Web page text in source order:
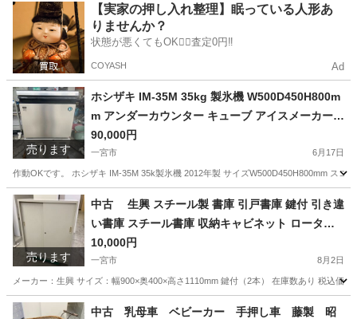
愛知 一宮市 調理器具 ワークス
【実家の押し入れ整理】眠っている人形あ
りませんか？
状態が悪くてもOK🙆‍♀️査定0円‼️
COYASH Ad
売ります
ホシザキ IM-35M 35kg 製氷機 W500D450H800m
m アンダーカウンター キューブ アイスメーカー
愛知県 一宮市 名古屋 稲沢 江南 岩倉 岐阜 羽島 各
務ヶ原 三重 愛知 グッドプライス一宮
90,000円
一宮市 6月17日
作動OKです。 ホシザキ IM-35M 35k製氷機 2012年製 サイズW500D450H800mm ス
愛知 一宮市 その他
売ります
中古 生興 スチール製 書庫 引戸書庫 鍵付 引き違
い書庫 スチール書庫 収納キャビネット ロータイ
プ 3段 ローキャビネット 幅900×奥400×高さ1
110mm 愛知 一宮市 江南市 稲沢市 岩倉
市 名古屋 岐阜 各務ヶ原 羽島 三重 グッ
ドプライス一宮
10,000円
一宮市 8月2日
メーカー：生興 サイズ：幅900×奥400×高さ1110mm 鍵付（2本） 在庫数あり 税込
愛知 一宮市 オフィス用家具 書庫
中古 乳母車 ベビーカー 手押し車 藤製 昭